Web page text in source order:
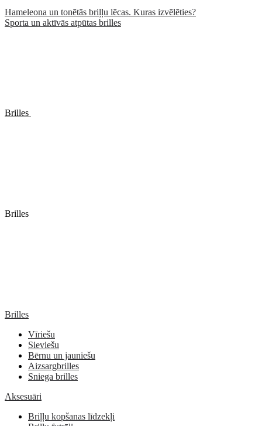
Hameleona un tonētās briļļu lēcas. Kuras izvēlēties?
Sporta un aktīvās atpūtas brilles
Brilles
Brilles
Brilles
Vīriešu
Sieviešu
Bērnu un jauniešu
Aizsargbrilles
Sniega brilles
Aksesuāri
Briļļu kopšanas līdzekļi